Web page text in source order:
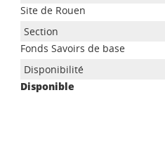
Site de Rouen
Fonds Savoirs de base
Disponible
Appels à projets